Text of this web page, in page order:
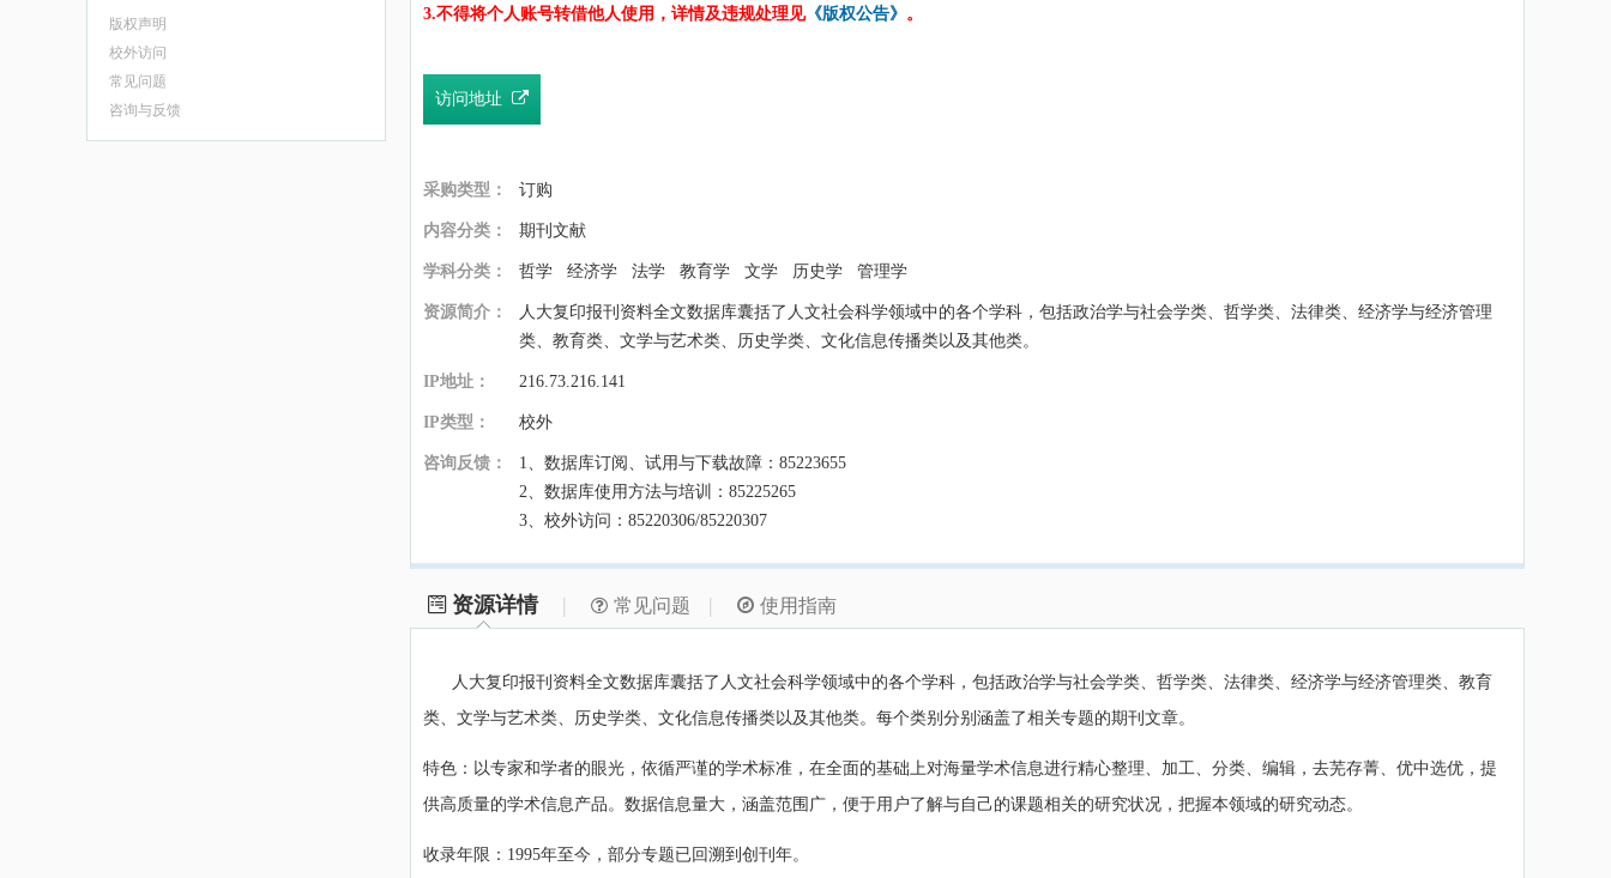
版权声明
校外访问
常见问题
咨询与反馈
3.不得将个人账号转借他人使用，详情及违规处理见《版权公告》 。
访问地址
采购类型： 订购
内容分类： 期刊文献
学科分类： 哲学 经济学 法学 教育学 文学 历史学 管理学
资源简介：
人大复印报刊资料全文数据库囊括了人文社会科学领域中的各个学科，包括政治学与社会学类、哲学类、法律类、经济学与经济管理
类、教育类、文学与艺术类、历史学类、文化信息传播类以及其他类。
IP地址： 216.73.216.141
IP类型： 校外
咨询反馈：
1、数据库订阅、试用与下载故障：85223655
2、数据库使用方法与培训：85225265
3、校外访问：85220306/85220307
资源详情 | 常见问题 | 使用指南
人大复印报刊资料全文数据库囊括了人文社会科学领域中的各个学科，包括政治学与社会学类、哲学类、法律类、经济学与经济管理类、教育
类、文学与艺术类、历史学类、文化信息传播类以及其他类。每个类别分别涵盖了相关专题的期刊文章。
特色：以专家和学者的眼光，依循严谨的学术标准，在全面的基础上对海量学术信息进行精心整理、加工、分类、编辑，去芜存菁、优中选优，提
供高质量的学术信息产品。数据信息量大，涵盖范围广，便于用户了解与自己的课题相关的研究状况，把握本领域的研究动态。
收录年限：1995年至今，部分专题已回溯到创刊年。